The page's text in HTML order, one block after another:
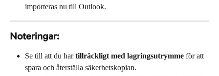
importeras nu till Outlook.
Noteringar:
Se till att du har tillräckligt med lagringsutrymme för att
spara och återställa säkerhetskopian.